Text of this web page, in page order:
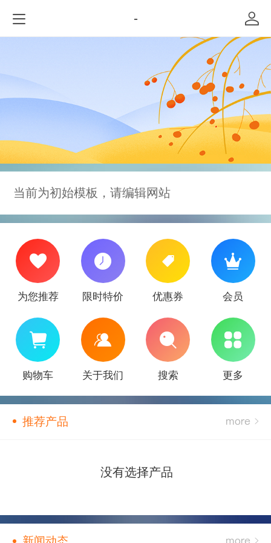
-
当前为初始模板，请编辑网站
为您推荐 限时特价 优惠券 会员
购物车 关于我们 搜索 更多
推荐产品
没有选择产品